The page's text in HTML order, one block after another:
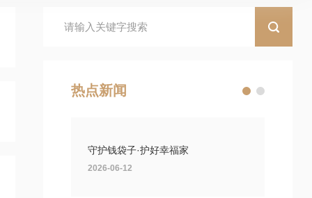
热点新闻
守护钱袋子·护好幸福家
2026-06-12